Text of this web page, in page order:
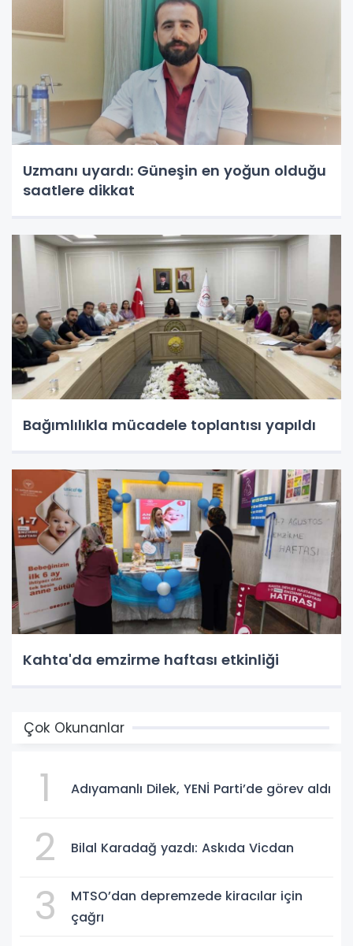
Uzmanı uyardı: Güneşin en yoğun olduğu
saatlere dikkat
Bağımlılıkla mücadele toplantısı yapıldı
Kahta'da emzirme haftası etkinliği
Çok Okunanlar
1 Adıyamanlı Dilek, YENİ Parti’de görev aldı
2 Bilal Karadağ yazdı: Askıda Vicdan
3
MTSO’dan depremzede kiracılar için
çağrı